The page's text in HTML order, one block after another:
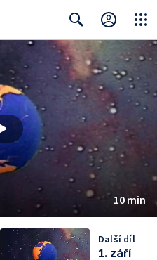
Search Close
10 min
Další díl
1. září